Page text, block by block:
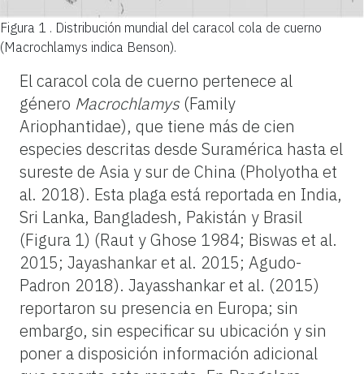
Figura 1 . Distribución mundial del caracol cola de cuerno
(Macrochlamys indica Benson).
El caracol cola de cuerno pertenece al
género Macrochlamys (Family
Ariophantidae), que tiene más de cien
especies descritas desde Suramérica hasta el
sureste de Asia y sur de China (Pholyotha et
al. 2018). Esta plaga está reportada en India,
Sri Lanka, Bangladesh, Pakistán y Brasil
(Figura 1) (Raut y Ghose 1984; Biswas et al.
2015; Jayashankar et al. 2015; Agudo-
Padron 2018). Jayasshankar et al. (2015)
reportaron su presencia en Europa; sin
embargo, sin especificar su ubicación y sin
poner a disposición información adicional